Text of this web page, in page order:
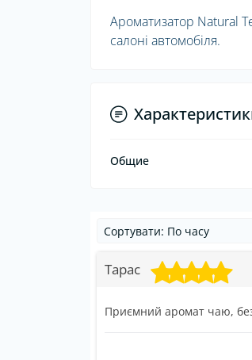
Ароматизатор Natural
салоні автомобіля.
Общие
Тарас
Приємний аромат чаю, без